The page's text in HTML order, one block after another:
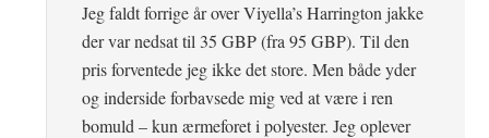
Jeg faldt forrige år over Viyella’s Harrington jakke
der var nedsat til 35 GBP (fra 95 GBP). Til den
pris forventede jeg ikke det store. Men både yder
og inderside forbavsede mig ved at være i ren
bomuld – kun ærmeforet i polyester. Jeg oplever